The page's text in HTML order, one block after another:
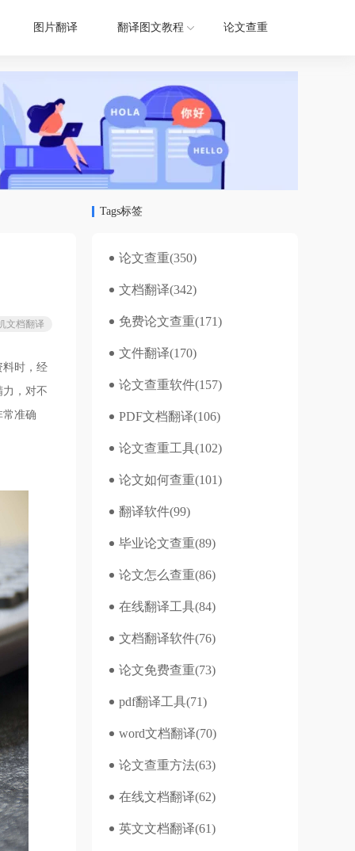
图片翻译 翻译图文教程 论文查重
文档翻译
料时，经
，对不
常准确
Tags标签
论文查重(350)
文档翻译(342)
免费论文查重(171)
文件翻译(170)
论文查重软件(157)
PDF文档翻译(106)
论文查重工具(102)
论文如何查重(101)
翻译软件(99)
毕业论文查重(89)
论文怎么查重(86)
在线翻译工具(84)
文档翻译软件(76)
论文免费查重(73)
pdf翻译工具(71)
word文档翻译(70)
论文查重方法(63)
在线文档翻译(62)
英文文档翻译(61)